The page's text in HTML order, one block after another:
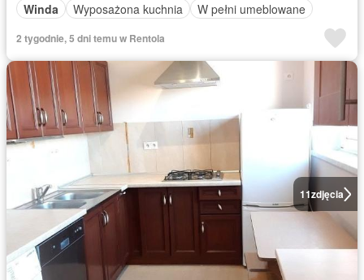
Winda
Wyposażona kuchnia W pełni umeblowane
2 tygodnie, 5 dni temu w Rentola
11zdjęcia